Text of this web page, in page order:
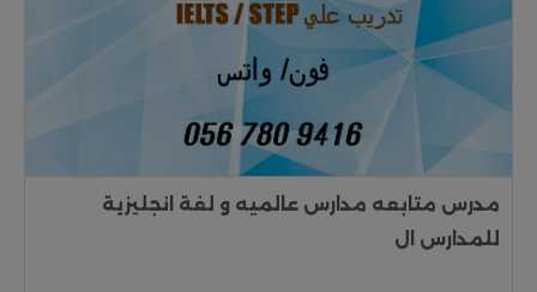
مدرس متابعه مدارس عالميه و لغة انجليزية
للمدارس ال